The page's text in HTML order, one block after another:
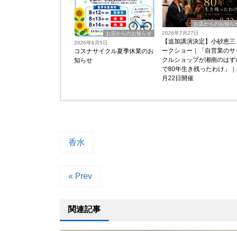
お店からのお知らせ
2026年8月5日
コスナサイクル夏季休業のお
知らせ
お店からのお知ら
2026年7月27日
【追加講演決定】小砂恵三
ークショー｜「自営業のサ
クルショップが湘南のはず
で80年生き残ったわけ」
月22日開催
香水
« Prev
関連記事